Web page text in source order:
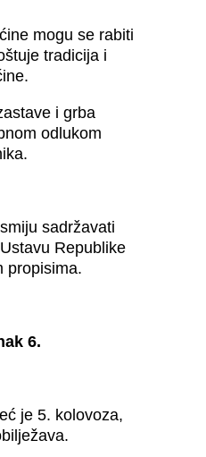
mogu se rabiti
tradicija i
i grba
odlukom
sadržavati
Republike
propisima.
6.
je 5. kolovoza,